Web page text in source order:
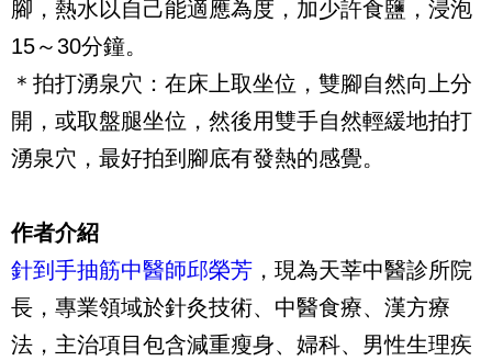
腳，熱水以自己能適應為度，加少許食鹽，浸泡
15～30分鐘。
＊拍打湧泉穴：在床上取坐位，雙腳自然向上分
開，或取盤腿坐位，然後用雙手自然輕緩地拍打
湧泉穴，最好拍到腳底有發熱的感覺。
作者介紹
針到手抽筋中醫師邱榮芳 ，現為天莘中醫診所院
長，專業領域於針灸技術、中醫食療、漢方療
法，主治項目包含減重瘦身、婦科、男性生理疾